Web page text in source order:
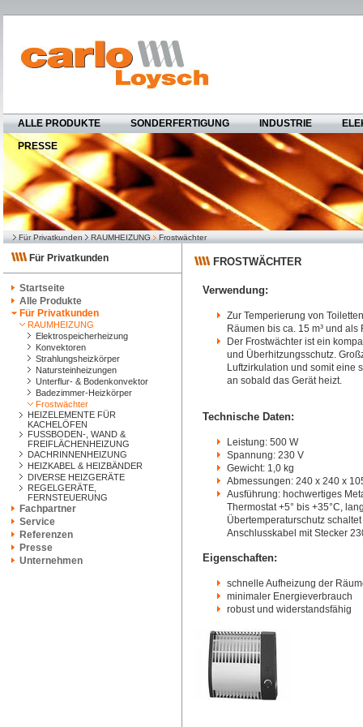
ALLE PRODUKTE SONDERFERTIGUNG INDUSTRIE
PRESSE
Für Privatkunden RAUMHEIZUNG Frostwächter
Für Privatkunden
Startseite
Alle Produkte
Für Privatkunden
RAUMHEIZUNG
Elektrospeicherheizung
Konvektoren
Strahlungsheizkörper
Natursteinheizungen
Unterflur- & Bodenkonvektor
Badezimmer-Heizkörper
Frostwächter
HEIZELEMENTE FÜR
KACHELÖFEN
FUSSBODEN-, WAND &
FREIFLÄCHENHEIZUNG
DACHRINNENHEIZUNG
HEIZKABEL & HEIZBÄNDER
DIVERSE HEIZGERÄTE
REGELGERÄTE,
FERNSTEUERUNG
Fachpartner
Service
Referenzen
Presse
Unternehmen
FROSTWÄCHTER
Verwendung:
Zur Temperierung von
Räumen bis ca. 15 m³ und
Der Frostwächter ist ein
und Überhitzungsschutz.
Luftzirkulation und somit eine
an sobald das Gerät heizt.
Technische Daten:
Leistung: 500 W
Spannung: 230 V
Gewicht: 1,0 kg
Abmessungen: 240 x 240 x
Ausführung: hochwertiges
Thermostat +5° bis +35°C,
Übertemperaturschutz
Anschlusskabel mit Stecker
Eigenschaften:
schnelle Aufheizung der
minimaler Energieverbrauch
robust und widerstandsfähig